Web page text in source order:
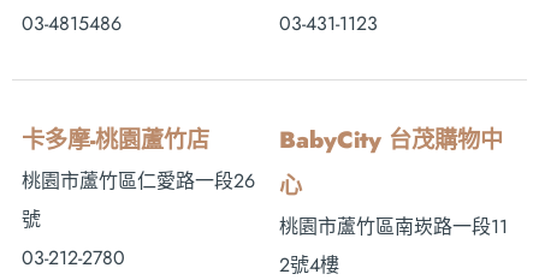
03-4815486
03-431-1123
卡多摩-桃園蘆竹店
桃園市蘆竹區仁愛路一段26
號
03-212-2780
BabyCity 台茂購物中
心
桃園市蘆竹區南崁路一段11
2號4樓